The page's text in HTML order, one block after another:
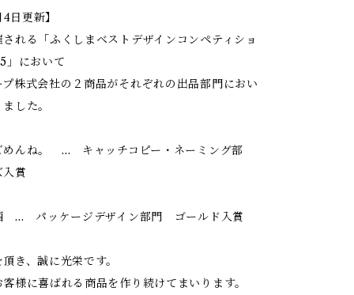
日更新】
れる「ふくしまベストデザインコンペティショ
において
株式会社の２商品がそれぞれの出品部門におい
した。
んね。 … キャッチコピー・ネーミング部
賞
… パッケージデザイン部門 ゴールド入賞
き、誠に光栄です。
様に喜ばれる商品を作り続けてまいります。